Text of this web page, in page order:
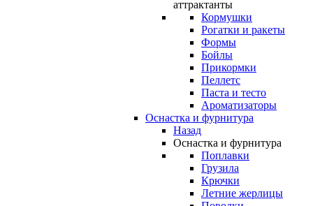
аттрактанты
Кормушки
Рогатки и ракеты
Формы
Бойлы
Прикормки
Пеллетс
Паста и тесто
Ароматизаторы
Оснастка и фурнитура
Назад
Оснастка и фурнитура
Поплавки
Грузила
Крючки
Летние жерлицы